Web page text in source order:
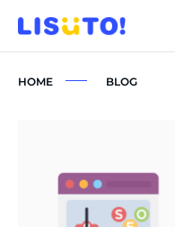
HOME BLOG